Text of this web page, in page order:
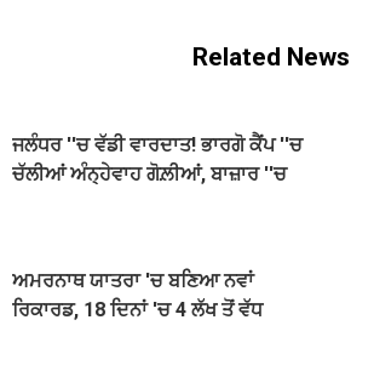
Related News
ਜਲੰਧਰ ''ਚ ਵੱਡੀ ਵਾਰਦਾਤ! ਭਾਰਗੋ ਕੈਂਪ ''ਚ
ਚੱਲੀਆਂ ਅੰਨ੍ਹੇਵਾਹ ਗੋਲ਼ੀਆਂ, ਬਾਜ਼ਾਰ ''ਚ
ਅਮਰਨਾਥ ਯਾਤਰਾ 'ਚ ਬਣਿਆ ਨਵਾਂ
ਰਿਕਾਰਡ, 18 ਦਿਨਾਂ 'ਚ 4 ਲੱਖ ਤੋਂ ਵੱਧ